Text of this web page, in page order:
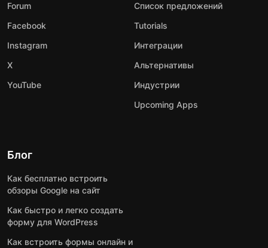
Forum
Facebook
Instagram
X
YouTube
Список предложений
Tutorials
Интеграции
Альтернативы
Индустрии
Upcoming Apps
Блог
Как бесплатно встроить
обзоры Google на сайт
Как быстро и легко создать
форму для WordPress
Как встроить формы онлайн и